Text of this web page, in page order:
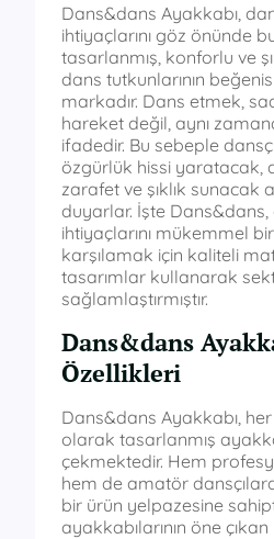
Dans&dans Ayakkabı,
ihtiyaçlarını göz önünde
tasarlanmış, konforlu ve
dans tutkunlarının
markadır. Dans etmek,
hareket değil, aynı
ifadedir. Bu sebeple
özgürlük hissi yaratacak,
zarafet ve şıklık sunacak
duyarlar. İşte Dans&dans,
ihtiyaçlarını mükemmel
karşılamak için kaliteli
tasarımlar kullanarak
sağlamlaştırmıştır.
Dans&dans
Özellikleri
Dans&dans Ayakkabı,
olarak tasarlanmış
çekmektedir. Hem
hem de amatör
bir ürün yelpazesine
ayakkabılarının öne